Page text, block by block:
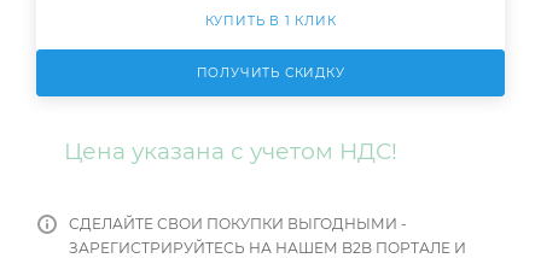
КУПИТЬ В 1 КЛИК
ПОЛУЧИТЬ СКИДКУ
Цена указана с учетом НДС!
СДЕЛАЙТЕ СВОИ ПОКУПКИ ВЫГОДНЫМИ -
ЗАРЕГИСТРИРУЙТЕСЬ НА НАШЕМ B2B ПОРТАЛЕ И